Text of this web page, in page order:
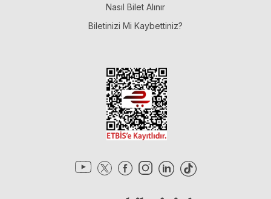
Nasıl Bilet Alınır
Biletinizi Mi Kaybettiniz?